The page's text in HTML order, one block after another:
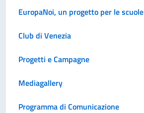
EuropaNoi, un progetto per le scuole
Club di Venezia
Progetti e Campagne
Mediagallery
Programma di Comunicazione